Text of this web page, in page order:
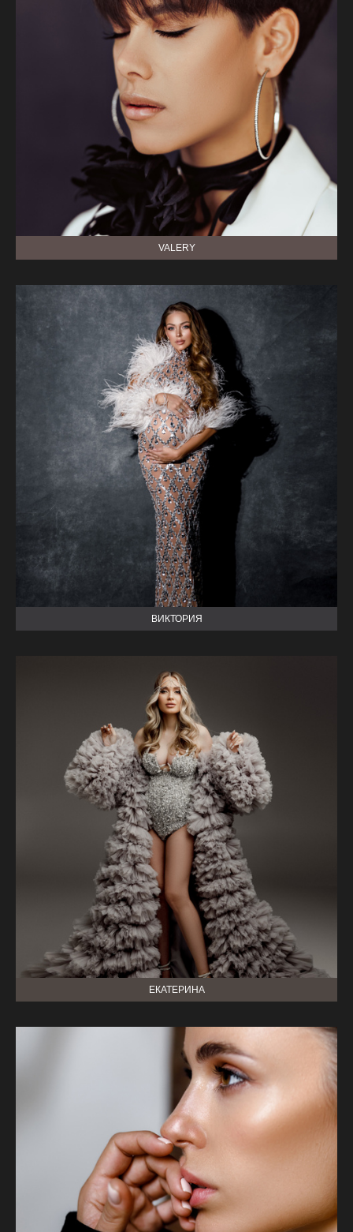
VALERY
ВИКТОРИЯ
ЕКАТЕРИНА